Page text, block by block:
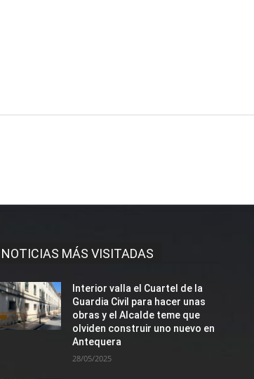
NOTICIAS MÁS VISITADAS
Interior valla el Cuartel de la
Guardia Civil para hacer unas
obras y el Alcalde teme que
olviden construir uno nuevo en
Antequera
28/05/2025